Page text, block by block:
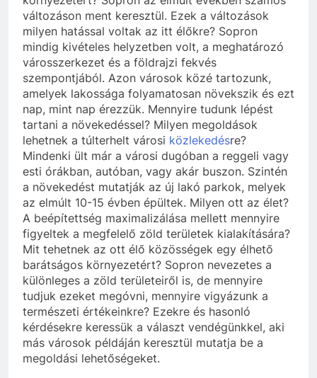
változáson ment keresztül. Ezek a változások
milyen hatással voltak az itt élőkre? Sopron
mindig kivételes helyzetben volt, a meghatározó
városszerkezet és a földrajzi fekvés
szempontjából. Azon városok közé tartozunk,
amelyek lakossága folyamatosan növekszik és ezt
nap, mint nap érezzük. Mennyire tudunk lépést
tartani a növekedéssel? Milyen megoldások
lehetnek a túlterhelt városi közlekedésre?
Mindenki ült már a városi dugóban a reggeli vagy
esti órákban, autóban, vagy akár buszon. Szintén
a növekedést mutatják az új lakó parkok, melyek
az elmúlt 10-15 évben épültek. Milyen ott az élet?
A beépítettség maximalizálása mellett mennyire
figyeltek a megfelelő zöld területek kialakítására?
Mit tehetnek az ott élő közösségek egy élhető
barátságos környezetért? Sopron nevezetes a
különleges a zöld területeiről is, de mennyire
tudjuk ezeket megóvni, mennyire vigyázunk a
természeti értékeinkre? Ezekre és hasonló
kérdésekre keressük a választ vendégünkkel, aki
más városok példáján keresztül mutatja be a
megoldási lehetőségeket.